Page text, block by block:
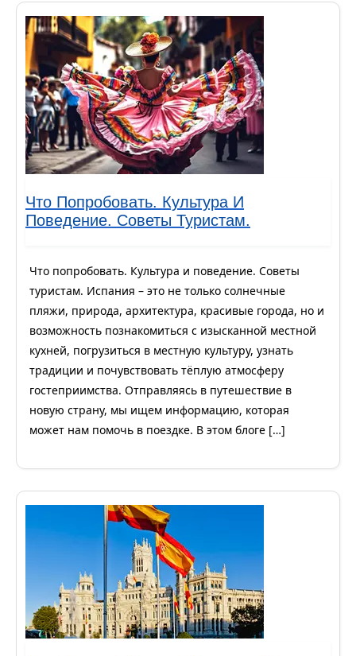
Что Попробовать. Культура И
Поведение. Советы Туристам.
Что попробовать. Культура и поведение. Советы
туристам. Испания – это не только солнечные
пляжи, природа, архитектура, красивые города, но и
возможность познакомиться с изысканной местной
кухней, погрузиться в местную культуру, узнать
традиции и почувствовать тёплую атмосферу
гостеприимства. Отправляясь в путешествие в
новую страну, мы ищем информацию, которая
может нам помочь в поездке. В этом блоге […]